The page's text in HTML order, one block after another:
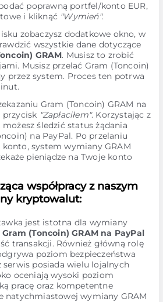
poprawną portfel/konto EUR,
i kliknąć "Wymień".
zobaczysz dodatkowe okno, w
wszystkie dane dotyczące
GRAM. Musisz to zrobić
Musisz przelać Gram (Toncoin)
przez system. Proces ten potrwa
Gram (Toncoin) GRAM na
przycisk "Zapłaciłem". Korzystając z
śledzić status żądania
na PayPal. Po przelaniu
konto, system wymiany GRAM
pieniądze na Twoje konto
współpracy z naszym
kryptowalut:
jest istotna dla wymiany
Gram (Toncoin) GRAM na PayPal
transakcji. Również główną rolę
poziom bezpieczeństwa
serwis posiada wielu lojalnych
oceniają wysoki poziom
pracę oraz kompetentne
natychmiastowej wymiany GRAM